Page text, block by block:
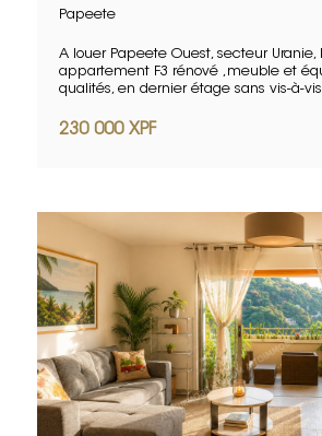
Papeete
A louer Papeete Ouest, secteur Uranie,
appartement F3 rénové ,meuble et
qualités, en dernier étage sans vis-à-
230 000 XPF